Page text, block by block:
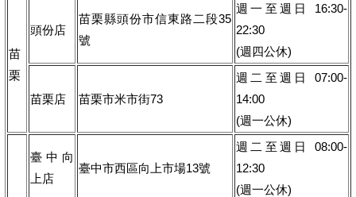
苗
栗
頭份店
苗栗縣頭份市信東路二段35
號
週一至週日 16:30-
22:30
(週四公休)
苗栗店 苗栗市米市街73
週二至週日 07:00-
14:00
(週一公休)
臺中向
上店
臺中市西區向上市場13號
週二至週日 08:00-
12:30
(週一公休)